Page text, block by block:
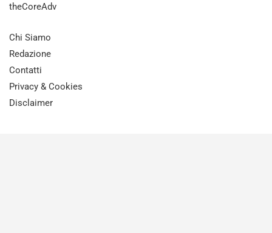
theCoreAdv
Chi Siamo
Redazione
Contatti
Privacy & Cookies
Disclaimer